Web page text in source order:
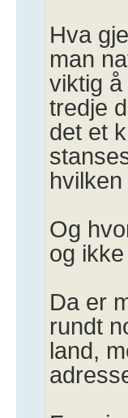
Hva
man
viktig
tredje
det et
Og
og
Da er
rundt
land,